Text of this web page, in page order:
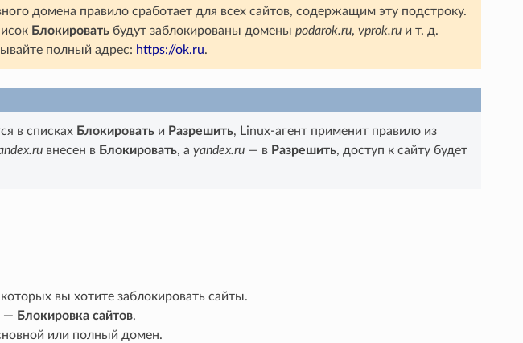
домена правило сработает для всех сайтов, содержащим эту подстроку.
Блокироватьбудут заблокированы домены podarok.ru, vprok.ruи т. д.
полный адрес: https://ok.ru.
в списках Блокироватьи Разрешить, Linux-агент применит правило из
внесен в Блокировать, а yandex.ru— в Разрешить, доступ к сайту будет
вы хотите заблокировать сайты.
Блокировка сайтов.
или полный домен.